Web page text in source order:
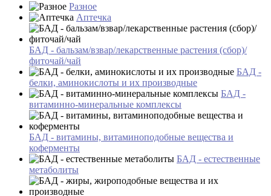
Разное
Аптечка
БАД - бальзам/взвар/лекарственные растения (сбор)/
фиточай/чай
БАД -
белки, аминокислоты и их производные
БАД -
витаминно-минеральные комплексы
БАД - витамины, витаминоподобные вещества и
коферменты
БАД - естественные
метаболиты